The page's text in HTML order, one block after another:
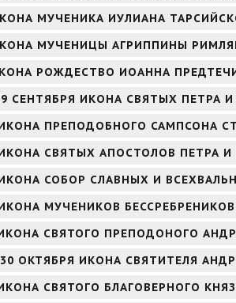
МУЧЕНИКА ИУЛИАНА
МУЧЕНИЦЫ АГРИППИНЫ
РОЖДЕСТВО ИОАННА
СЕНТЯБРЯ ИКОНА СВЯТЫХ ПЕТРА
ПРЕПОДОБНОГО САМПСОНА
СВЯТЫХ АПОСТОЛОВ ПЕТРА И
СОБОР СЛАВНЫХ И
МУЧЕНИКОВ
СВЯТОГО ПРЕПОДОНОГО
ОКТЯБРЯ ИКОНА СВЯТИТЕЛЯ
СВЯТОГО БЛАГОВЕРНОГО